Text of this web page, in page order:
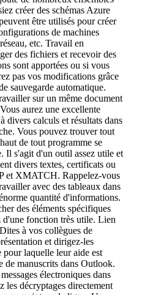
créer des schémas Azure
être utilisés pour créer
de machines
etc. Travail en
des fichiers et recevoir des
sont apportées ou si vous
pas vos modifications grâce
sauvegarde automatique.
sur un même document
aurez une excellente
divers calculs et résultats dans
Vous pouvez trouver tout
de tout programme se
Il s'agit d'un outil assez utile et
divers textes, certificats ou
et XMATCH. Rappelez-vous
avec des tableaux dans
quantité d'informations.
des éléments spécifiques
d'une fonction très utile. Lien
à vos collègues de
et dirigez-les
laquelle leur aide est
de manuscrits dans Outlook.
électroniques dans
les décryptages directement